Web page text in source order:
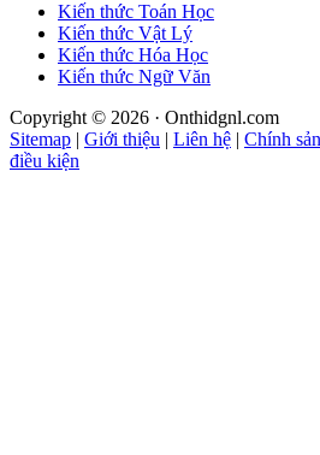
Kiến thức Toán Học
Kiến thức Vật Lý
Kiến thức Hóa Học
Kiến thức Ngữ Văn
Copyright © 2026 · Onthidgnl.com
Sitemap | Giới thiệu | Liên hệ | Chính
điều kiện